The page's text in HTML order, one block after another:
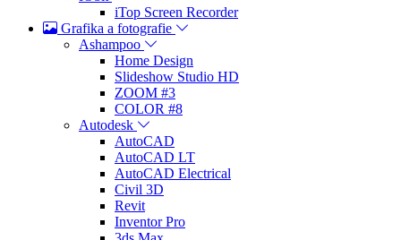
iTop Screen Recorder
Grafika a fotografie
Ashampoo
Home Design
Slideshow Studio HD
ZOOM #3
COLOR #8
Autodesk
AutoCAD
AutoCAD LT
AutoCAD Electrical
Civil 3D
Revit
Inventor Pro